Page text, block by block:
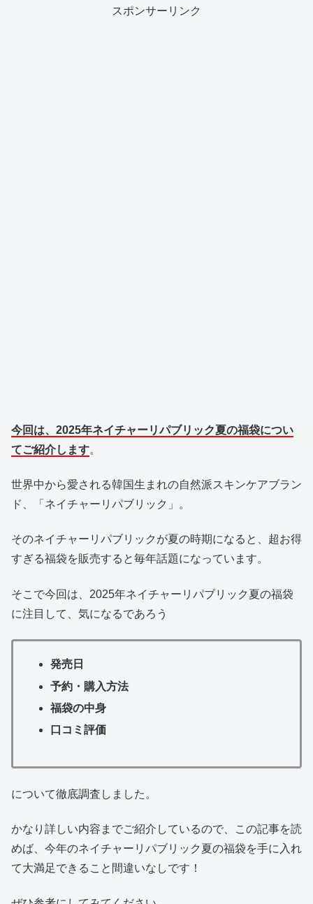
スポンサーリンク
今回は、2025年ネイチャーリパブリック夏の福袋につい
てご紹介します。
世界中から愛される韓国生まれの自然派スキンケアブラン
ド、「ネイチャーリパブリック」。
そのネイチャーリパブリックが夏の時期になると、超お得
すぎる福袋を販売すると毎年話題になっています。
そこで今回は、2025年ネイチャーリパブリック夏の福袋
に注目して、気になるであろう
発売日
予約・購入方法
福袋の中身
口コミ評価
について徹底調査しました。
かなり詳しい内容までご紹介しているので、この記事を読
めば、今年のネイチャーリパブリック夏の福袋を手に入れ
て大満足できること間違いなしです！